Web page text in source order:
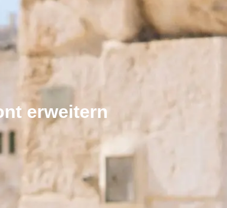
erweitern